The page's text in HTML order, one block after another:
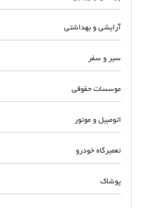
آرایشی و بهداشتی
سیر و سفر
موسسات حقوقی
اتومبیل و موتور
تعمیرگاه خودرو
پوشاک